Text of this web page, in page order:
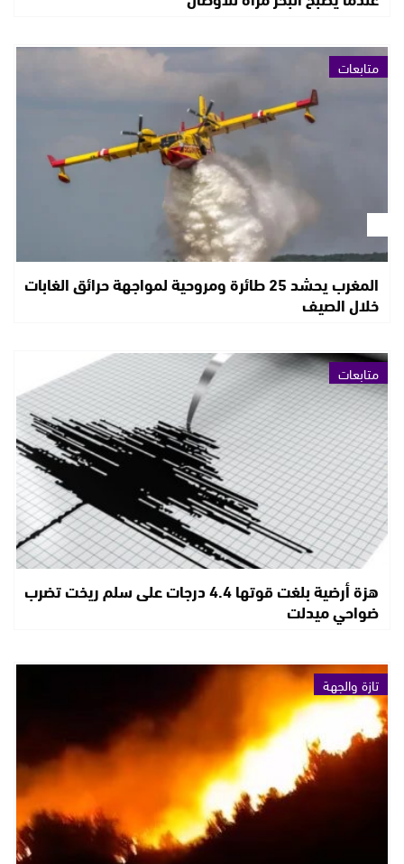
متابعات
المغرب يحشد 25 طائرة ومروحية لمواجهة حرائق الغابات
خلال الصيف
متابعات
هزة أرضية بلغت قوتها 4.4 درجات على سلم ريخت تضرب
ضواحي ميدلت
تازة والجهة